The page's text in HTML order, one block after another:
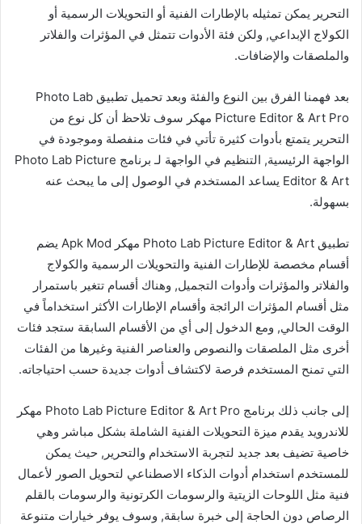
التحرير يمكن تمثيله بالإطارات الفنية أو التحويلات الرسمية أو
الكولاج الإبداعي, ولكن فئة الأدوات تتمثل في المؤثرات والفلاتر
والملصقات والإضافات.
بعد فهمنا الفرق بين النوع والفئة وبعد تحميل تطبيق Photo Lab
Picture Editor & Art Pro مهكر سوف تلاحظ أن كل نوع من
التحرير يتمتع بأدوات كثيرة تأتي في فئات منفصلة وموجودة في
الواجهة الرئيسية, التنظيم في الواجهة لـ برنامج Photo Lab Picture
Editor & Art يساعد المستخدم في الوصول إلى ما يبحث عنه
بسهولة.
تطبيق Photo Lab Picture Editor & Art مهكر Apk Mod يضم
أقسام مخصصة للإطارات الفنية والتحويلات الرسمية والكولاج
والفلاتر والمؤثرات وأدوات التجميل, وهناك أقسام تتغير باستمرار
مثل أقسام المؤثرات الرائجة وأقسام الإطارات الأكثر استخداماً في
الوقت الحالي, ومع الدخول إلى أي من الأقسام السابقة ستجد فئات
أخرى مثل الملصقات والنصوص والعناصر الفنية وغيرها من الفئات
التي تمنح المستخدم فرصة لاكتشاف أدوات جديدة حسب احتياجاته.
إلى جانب ذلك برنامج Photo Lab Picture Editor & Art Pro مهكر
للاندرويد يقدم ميزة التحويلات الفنية الشاملة بشكل مباشر وهي
خاصية تضيف بعد جديد لتجربة الاستخدام والتحرير, حيث يمكن
للمستخدم استخدام أدوات الذكاء الاصطناعي لتحويل الصور لأعمال
فنية مثل اللوحات الزيتية والرسومات الكرتونية والرسومات بالقلم
الرصاص دون الحاجة إلى خبرة سابقة, وسوف يوفر خيارات متنوعة